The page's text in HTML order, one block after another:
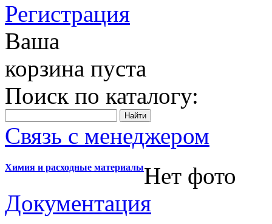
Регистрация
Ваша
корзина пуста
Поиск по каталогу:
Связь с менеджером
Химия и расходные материалыНет фото
Документация